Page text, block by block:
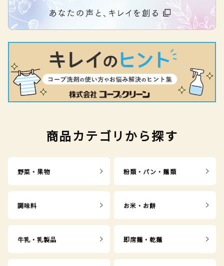
商品カテゴリから探す
野菜・果物 粉類・パン・麺類
調味料 お米・お餅
牛乳・乳製品 即席麺・乾麺